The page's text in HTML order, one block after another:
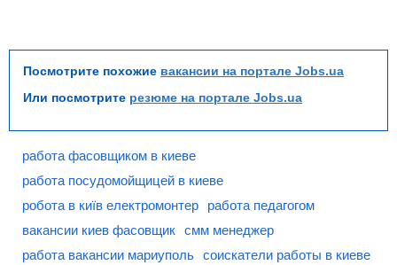
Посмотрите похожие вакансии на портале Jobs.ua
Или посмотрите резюме на портале Jobs.ua
работа фасовщиком в киеве
работа посудомойщицей в киеве
робота в київ електромонтер
работа педагогом
вакансии киев фасовщик смм менеджер
работа вакансии мариуполь соискатели работы в киеве